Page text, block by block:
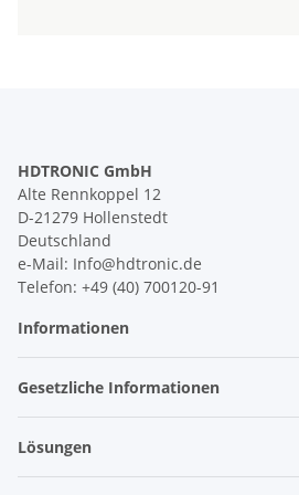
HDTRONIC GmbH
Alte Rennkoppel 12
D-21279 Hollenstedt
Deutschland
e-Mail: Info@hdtronic.de
Telefon: +49 (40) 700120-91
Informationen
Gesetzliche Informationen
Lösungen